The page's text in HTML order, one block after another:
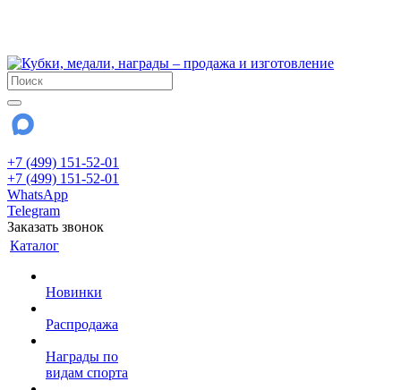
+7 (499) 151-52-01
+7 (499) 151-52-01
WhatsApp
Telegram
Заказать звонок
Каталог
Новинки
Распродажа
Награды по
видам спорта